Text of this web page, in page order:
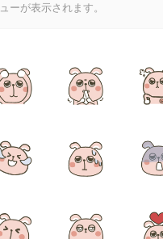
ーが表示されます。